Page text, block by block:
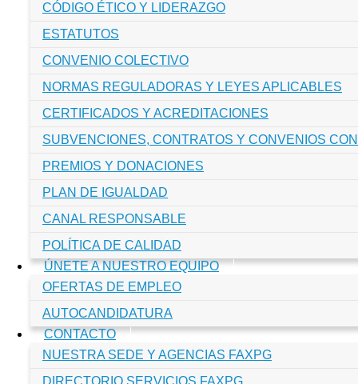
CÓDIGO ÉTICO Y LIDERAZGO
ESTATUTOS
CONVENIO COLECTIVO
NORMAS REGULADORAS Y LEYES APLICABLES
CERTIFICADOS Y ACREDITACIONES
SUBVENCIONES, CONTRATOS Y CONVENIOS
PREMIOS Y DONACIONES
PLAN DE IGUALDAD
CANAL RESPONSABLE
POLÍTICA DE CALIDAD
ÚNETE A NUESTRO EQUIPO
OFERTAS DE EMPLEO
AUTOCANDIDATURA
CONTACTO
NUESTRA SEDE Y AGENCIAS FAXPG
DIRECTORIO SERVICIOS FAXPG